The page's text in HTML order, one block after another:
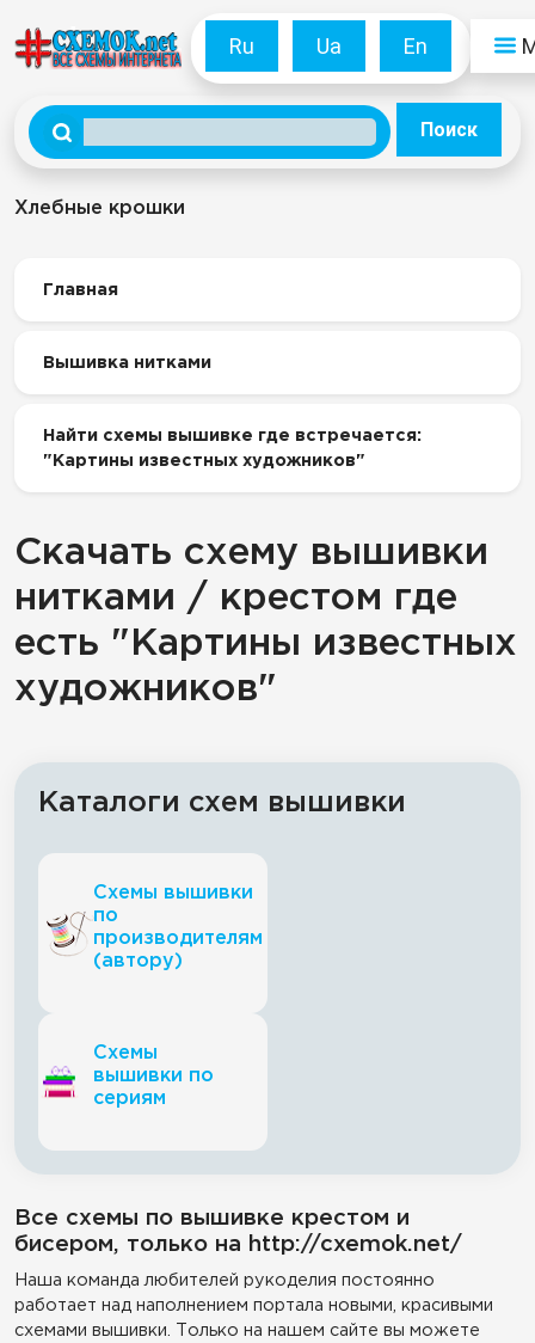
Ru Ua En
Поиск
Хлебные крошки
Главная
Вышивка нитками
Найти схемы вышивке где встречается:
"Картины известных художников"
Скачать схему вышивки
нитками / крестом где
есть "Картины известных
художников"
Каталоги схем вышивки
Схемы вышивки
по
производителям
(автору)
Схемы
вышивки по
сериям
Все схемы по вышивке крестом и
бисером, только на http://cxemok.net/
Наша команда любителей рукоделия постоянно
работает над наполнением портала новыми, красивыми
схемами вышивки. Только на нашем сайте вы можете